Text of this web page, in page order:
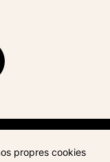
propres cookies